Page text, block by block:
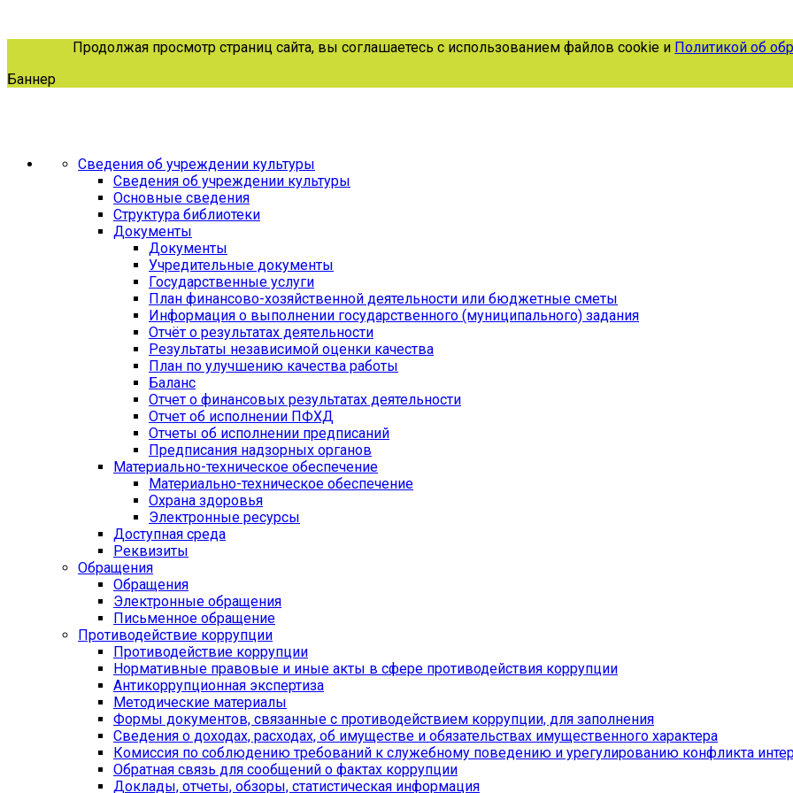
Продолжая просмотр страниц сайта, вы соглашаетесь с использованием файлов cookie иПолитикой об
Баннер
Сведения об учреждении культуры
Сведения об учреждении культуры
Основные сведения
Структура библиотеки
Документы
Документы
Учредительные документы
Государственные услуги
План финансово-хозяйственной деятельности или бюджетные сметы
Информация о выполнении государственного (муниципального) задания
Отчёт о результатах деятельности
Результаты независимой оценки качества
План по улучшению качества работы
Баланс
Отчет о финансовых результатах деятельности
Отчет об исполнении ПФХД
Отчеты об исполнении предписаний
Предписания надзорных органов
Материально-техническое обеспечение
Материально-техническое обеспечение
Охрана здоровья
Электронные ресурсы
Доступная среда
Реквизиты
Обращения
Обращения
Электронные обращения
Письменное обращение
Противодействие коррупции
Противодействие коррупции
Нормативные правовые и иные акты в сфере противодействия коррупции
Антикоррупционная экспертиза
Методические материалы
Формы документов, связанные с противодействием коррупции, для заполнения
Сведения о доходах, расходах, об имуществе и обязательствах имущественного характера
Комиссия по соблюдению требований к служебному поведению и урегулированию конфликта
Обратная связь для сообщений о фактах коррупции
Доклады, отчеты, обзоры, статистическая информация